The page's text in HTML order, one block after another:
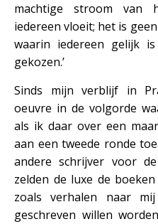
machtige stroom van
iedereen vloeit; het is
waarin iedereen gelijk
gekozen.’
Sinds mijn verblijf in
oeuvre in de volgorde
als ik daar over een
aan een tweede ronde
andere schrijver voor
zelden de luxe de
zoals verhalen naar
geschreven willen